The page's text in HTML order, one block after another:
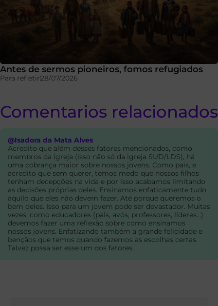
Antes de sermos pioneiros, fomos refugiados
Para refletir28/07/2026
Comentarios relacionados
@Isadora da Mata Alves
Acredito que além desses fatores mencionados, como
membros da igreja (isso não só da igreja SUD/LDS), há
uma cobrança maior sobre nossos jovens. Como pais, e
acredito que sem querer, temos medo que nossos filhos
tenham decepções na vida e por isso acabamos limitando
as decisões próprias deles. Ensinamos enfaticamente tudo
aquilo que eles não devem fazer. Até porque queremos o
bem deles. Isso para um jovem pode ser devastador. Muitas
vezes, como educadores (pais, avós, professores, líderes...)
devemos fazer uma reflexão sobre como ensinamos
nossos jovens. Enfatizando também a grande felicidade e
bençãos que temos quando fazemos as escolhas certas.
Talvez possa ser esse um dos fatores.